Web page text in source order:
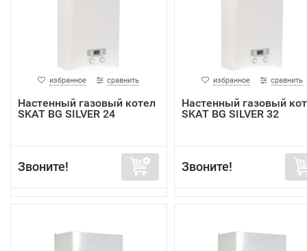
избранное сравнить
Настенный газовый котел
SKAT BG SILVER 24
Звоните!
избранное сравнить
Настенный газовый
SKAT BG SILVER 32
Звоните!